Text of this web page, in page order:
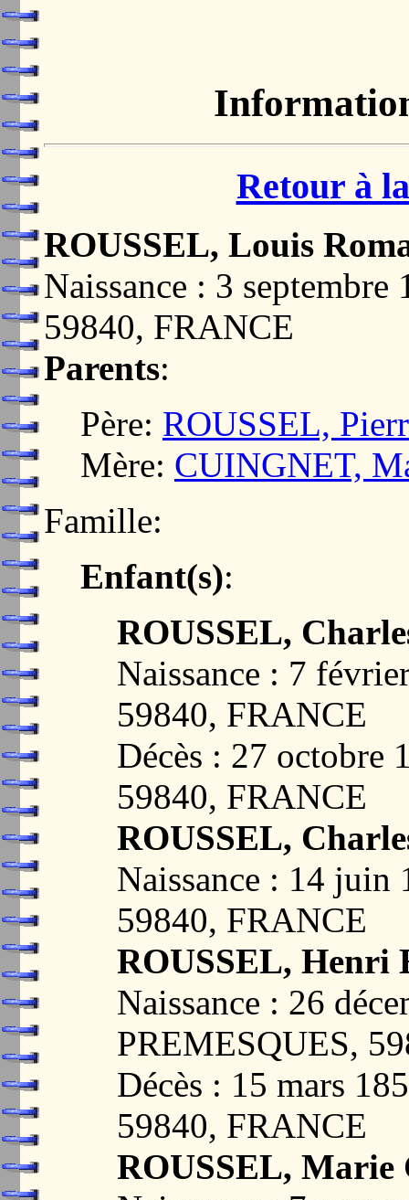
Retour à
ROUSSEL, Louis
Naissance : 3
59840, FRANCE
Parents:
Père: ROUSSEL,
Mère: CUINGNET,
Famille:
Enfant(s):
ROUSSEL,
Naissance : 7
59840, FRANCE
Décès : 27 octobre
59840, FRANCE
ROUSSEL,
Naissance : 14 juin
59840, FRANCE
ROUSSEL, Henri
Naissance : 26
PREMESQUES,
Décès : 15 mars
59840, FRANCE
ROUSSEL, Marie